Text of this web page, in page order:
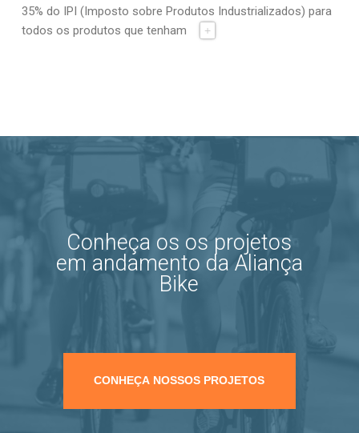
35% do IPI (Imposto sobre Produtos Industrializados) para
todos os produtos que tenham
+
Conheça os os projetos
em andamento da Aliança
Bike
CONHEÇA NOSSOS PROJETOS